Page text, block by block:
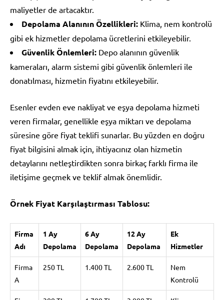
maliyetler de artacaktır.
Depolama Alanının Özellikleri: Klima, nem kontrolü
gibi ek hizmetler depolama ücretlerini etkileyebilir.
Güvenlik Önlemleri: Depo alanının güvenlik
kameraları, alarm sistemi gibi güvenlik önlemleri ile
donatılması, hizmetin fiyatını etkileyebilir.
Esenler evden eve nakliyat ve eşya depolama hizmeti
veren firmalar, genellikle eşya miktarı ve depolama
süresine göre fiyat teklifi sunarlar. Bu yüzden en doğru
fiyat bilgisini almak için, ihtiyacınız olan hizmetin
detaylarını netleştirdikten sonra birkaç farklı firma ile
iletişime geçmek ve teklif almak önemlidir.
Örnek Fiyat Karşılaştırması Tablosu:
Firma
Adı
1 Ay
Depolama
6 Ay
Depolama
12 Ay
Depolama
Ek
Hizmetler
Firma
A
250 TL 1.400 TL 2.600 TL
Nem
Kontrolü